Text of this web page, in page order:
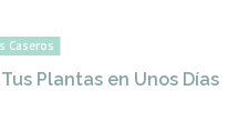
Caseros
Plantas en Unos Días